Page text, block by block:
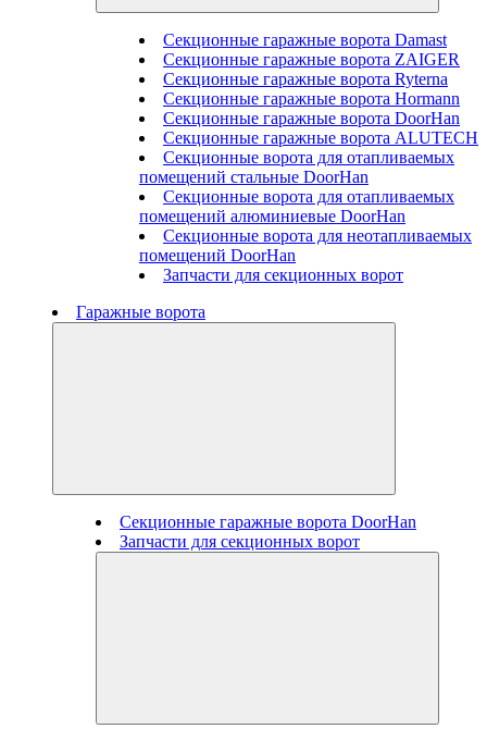
Секционные гаражные ворота Damast
Секционные гаражные ворота ZAIGER
Секционные гаражные ворота Ryterna
Секционные гаражные ворота Hormann
Секционные гаражные ворота DoorHan
Секционные гаражные ворота ALUTECH
Секционные ворота для отапливаемых
помещений стальные DoorHan
Секционные ворота для отапливаемых
помещений алюминиевые DoorHan
Секционные ворота для неотапливаемых
помещений DoorHan
Запчасти для секционных ворот
Гаражные ворота
Секционные гаражные ворота DoorHan
Запчасти для секционных ворот